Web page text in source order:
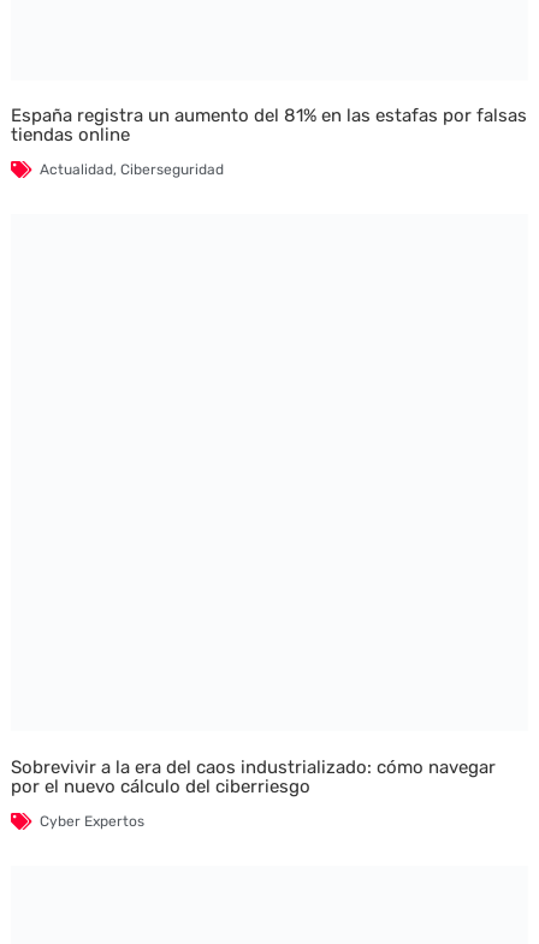
España registra un aumento del 81% en las estafas por falsas
tiendas online
Actualidad, Ciberseguridad
Sobrevivir a la era del caos industrializado: cómo navegar
por el nuevo cálculo del ciberriesgo
Cyber Expertos